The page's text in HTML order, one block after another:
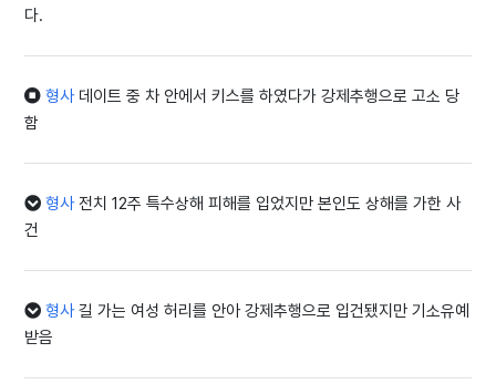
다.
형사데이트 중 차 안에서 키스를 하였다가 강제추행으로 고소 당
함
형사전치 12주 특수상해 피해를 입었지만 본인도 상해를 가한 사
건
형사길 가는 여성 허리를 안아 강제추행으로 입건됐지만 기소유예
받음